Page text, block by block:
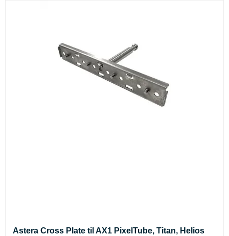
Astera Cross Plate til AX1 PixelTube, Titan, Helios